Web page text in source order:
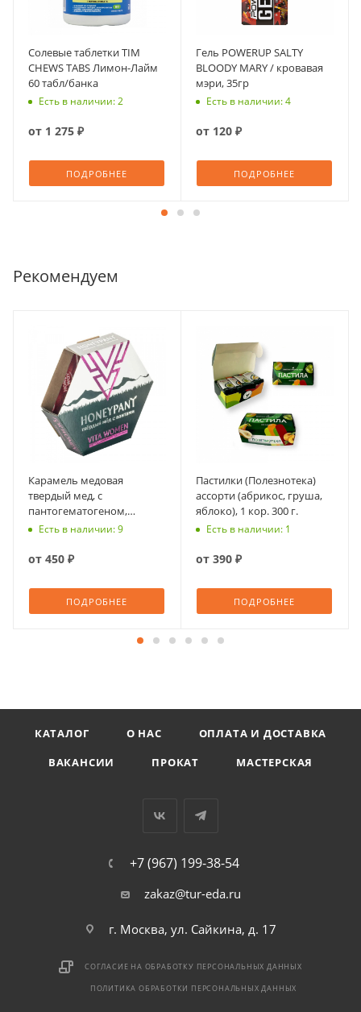
Солевые таблетки TIM
CHEWS TABS Лимон-Лайм
60 табл/банка
Есть в наличии: 2
от 1 275 ₽
ПОДРОБНЕЕ
Гель POWERUP SALTY
BLOODY MARY / кровавая
мэри, 35гр
Есть в наличии: 4
от 120 ₽
ПОДРОБНЕЕ
Рекомендуем
Карамель медовая
твердый мед, с
пантогематогеном,
HoneyPant Vita Women, 36
Есть в наличии: 9
от 450 ₽
ПОДРОБНЕЕ
Пастилки (Полезнотека)
ассорти (абрикос, груша,
яблоко), 1 кор. 300 г.
Есть в наличии: 1
от 390 ₽
ПОДРОБНЕЕ
КАТАЛОГ О НАС
ОПЛАТА И ДОСТАВКА
ВАКАНСИИ
ПРОКАТ МАСТЕРСКАЯ
+7 (967) 199-38-54
zakaz@tur-eda.ru
г. Москва, ул. Сайкина, д. 17
СОГЛАСИЕ НА ОБРАБОТКУ ПЕРСОНАЛЬНЫХ ДАННЫХ
ПОЛИТИКА ОБРАБОТКИ ПЕРСОНАЛЬНЫХ ДАННЫХ